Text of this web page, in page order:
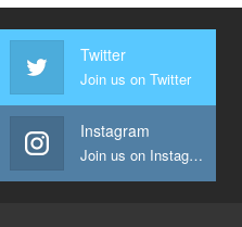
Twitter
Join us on Twitter
Instagram
Join us on Instagram